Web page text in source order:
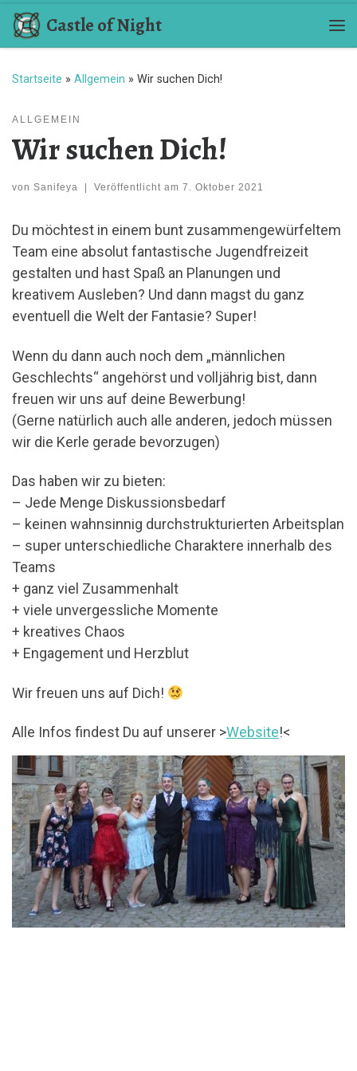
Zum Inhalt springen
Castle of Night
Startseite » Allgemein » Wir suchen Dich!
ALLGEMEIN
Wir suchen Dich!
von Sanifeya Veröffentlicht am 7. Oktober 2021
Du möchtest in einem bunt zusammengewürfeltem
Team eine absolut fantastische Jugendfreizeit
gestalten und hast Spaß an Planungen und
kreativem Ausleben? Und dann magst du ganz
eventuell die Welt der Fantasie? Super!
Wenn du dann auch noch dem „männlichen
Geschlechts“ angehörst und volljährig bist, dann
freuen wir uns auf deine Bewerbung!
(Gerne natürlich auch alle anderen, jedoch müssen
wir die Kerle gerade bevorzugen)
Das haben wir zu bieten:
– Jede Menge Diskussionsbedarf
– keinen wahnsinnig durchstrukturierten Arbeitsplan
– super unterschiedliche Charaktere innerhalb des
Teams
+ ganz viel Zusammenhalt
+ viele unvergessliche Momente
+ kreatives Chaos
+ Engagement und Herzblut
Wir freuen uns auf Dich!
Alle Infos findest Du auf unserer >Website!<